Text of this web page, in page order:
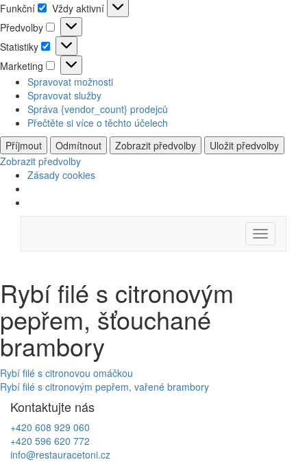
Funkční
Funkční
Vždy aktivní
Předvolby
Předvolby
Statistiky
Statistiky
Marketing
Marketing
Spravovat možnosti
Spravovat služby
Správa {vendor_count} prodejců
Přečtěte si více o těchto účelech
Příjmout
Odmítnout Zobrazit předvolby
Uložit předvolby
Zobrazit předvolby
Zásady cookies
content
Menu
Rybí filé s citronovým
pepřem, šťouchané
brambory
Navigace
pro
příspěvek
Rybí filé s citronovou omáčkou
Rybí filé s citronovým pepřem, vařené brambory
Kontaktujte nás
+420 608 929 060
+420 596 620 772
info@restauracetoni.cz